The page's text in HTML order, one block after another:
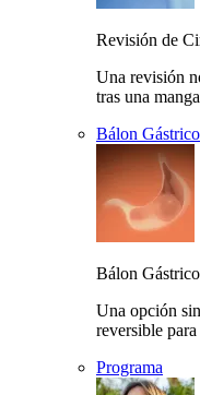
Revisión de
Una revisión
tras una
Bálon Gástrico
Bálon Gástrico
Una opción
reversible
Programa